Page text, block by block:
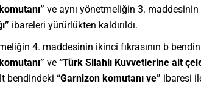
ve aynı yönetmeliğin 3. maddesinin
ibareleri yürürlükten kaldırıldı.
4. maddesinin ikinci fıkrasının b
ve “Türk Silahlı Kuvvetlerine ait
bendindeki “Garnizon komutanı ve” ibaresi